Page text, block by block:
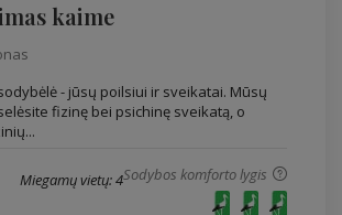
kaime
- jūsų poilsiui ir sveikatai. Mūsų
fizinę bei psichinę sveikatą, o
Sodybos komforto lygis
Miegamų vietų: 4